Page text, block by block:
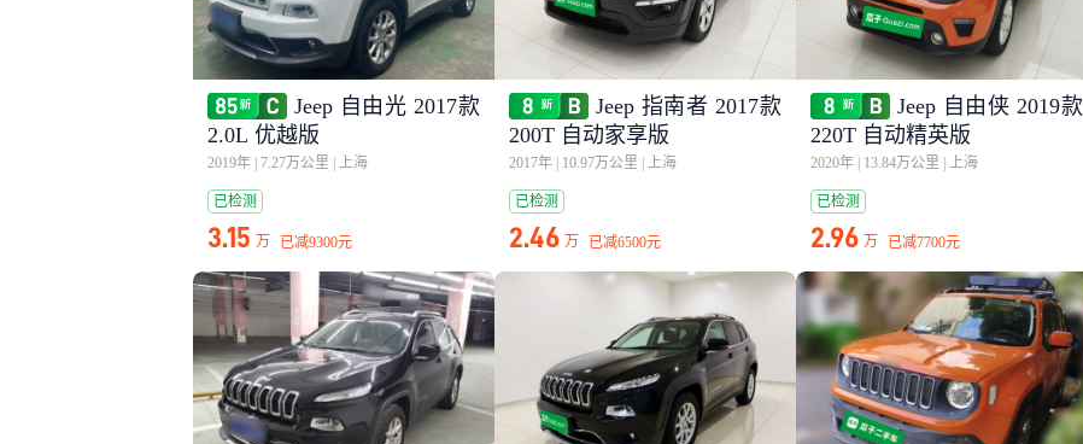
Jeep 自由光 2017款
2.0L 优越版
2019年 7.27万公里 上海
已检测
3.15 万 已减9300元
Jeep 指南者 2017款
200T 自动家享版
2017年 10.97万公里 上海
已检测
2.46 万 已减6500元
Jeep 自由侠 2019款
220T 自动精英版
2020年 13.84万公里 上海
已检测
2.96 万 已减7700元